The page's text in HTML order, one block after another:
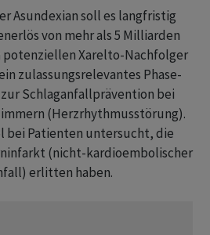
Asundexian soll es langfristig
von mehr als 5 Milliarden
potenziellen Xarelto-Nachfolger
zulassungsrelevantes Phase-
Schlaganfallprävention bei
(Herzrhythmusstörung).
bei Patienten untersucht, die
(nicht-kardioembolischer
erlitten haben.